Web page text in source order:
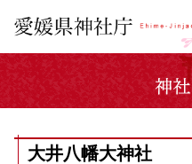
大井八幡大神社